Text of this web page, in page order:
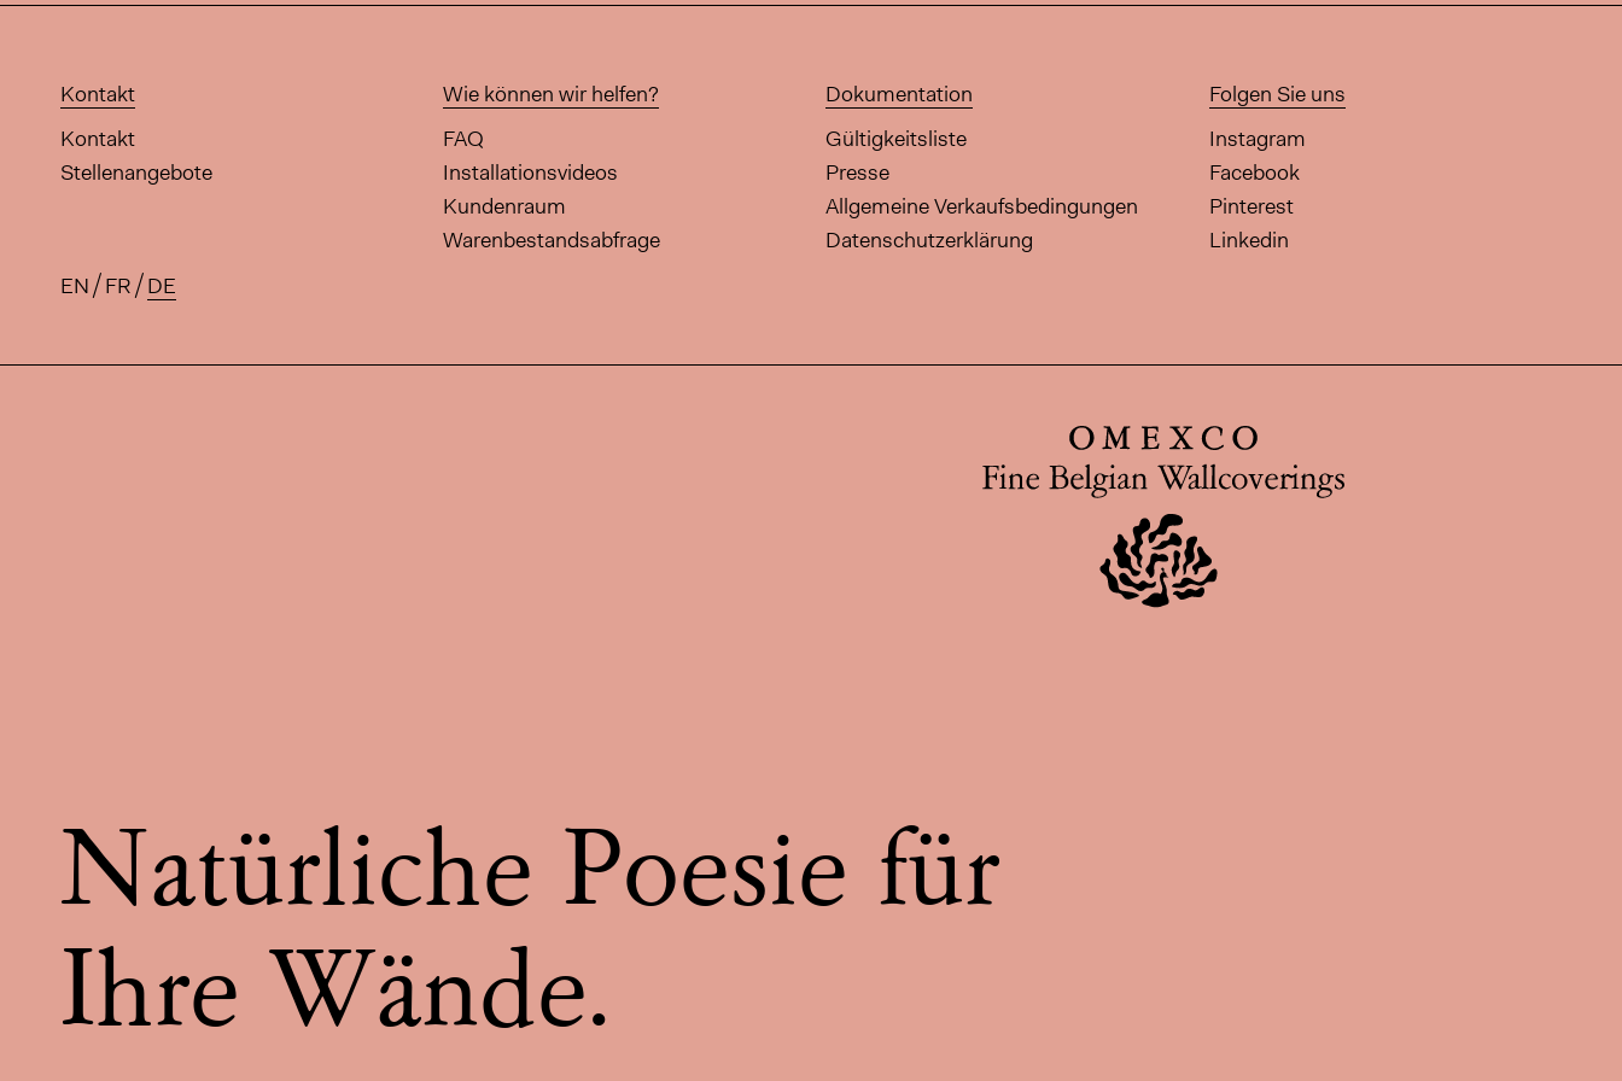
Kontakt
Kontakt
Stellenangebote
Wie können wir helfen?
FAQ
Installationsvideos
Kundenraum
Warenbestandsabfrage
Dokumentation
Gültigkeitsliste
Presse
Allgemeine Verkaufsbedingungen
Datenschutzerklärung
Folgen Sie uns
Instagram
Facebook
Pinterest
Linkedin
Verfügbare Übersetzungen für diese Seite
EN FR DE
Natürliche Poesie für
Ihre Wände.